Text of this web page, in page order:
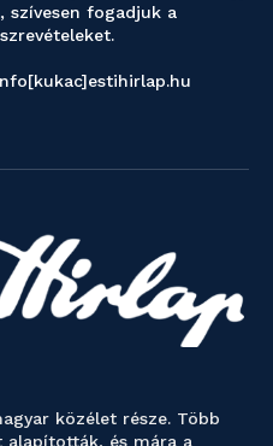
szívesen fogadjuk a
közélet része. Több
alapították, és mára a